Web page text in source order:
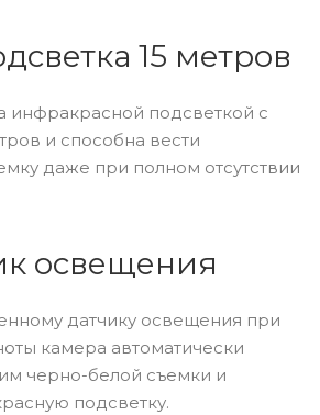
15 метров
инфракрасной подсветкой с
и способна вести
даже при полном отсутствии
освещения
датчику освещения при
камера автоматически
черно-белой съемки и
подсветку.